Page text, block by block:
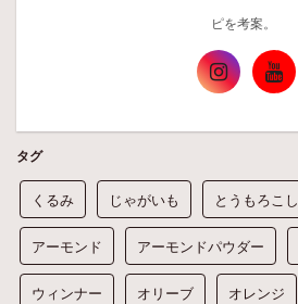
ピを考案。
タグ
くるみ じゃがいも とうもろこし
アーモンド アーモンドパウダー
ウィンナー オリーブ オレンジ